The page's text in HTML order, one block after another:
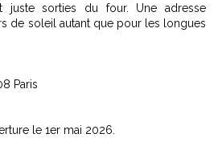
juste sorties du four. Une adresse
de soleil autant que pour les longues
Paris
le 1er mai 2026.